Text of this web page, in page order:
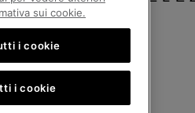
Avenue des Morgines, 12 1213
sui cookie.
i cookie
i cookie